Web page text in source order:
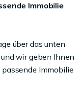
Immobilie
über das unten
wir geben Ihnen
Immobilie